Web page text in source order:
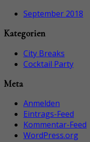
September 2018
Kategorien
City Breaks
Cocktail Party
Meta
Anmelden
Eintrags-Feed
Kommentar-Feed
WordPress.org